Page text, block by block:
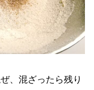
、混ざったら残り